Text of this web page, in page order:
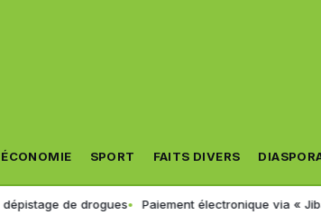
ÉCONOMIE SPORT FAITS DIVERS
de drogues Paiement électronique via « Jibayatic »